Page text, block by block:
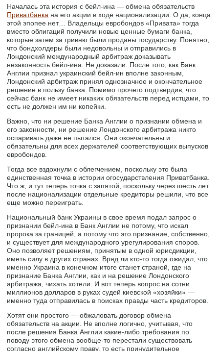
Началась эта история с бейл-ина — обмена обязательств
Приватбанка на его акции в ходе национализации. О да, конца
этой эпопее нет… Владельцы евробондов «Привата» тогда
вместо облигаций получили новые ценные бумаги банка,
которые затем за гривню были проданы государству. Понятно,
что бондхолдеры были недовольны и отправились в
Лондонский международный арбитраж доказывать
незаконность бейл-ина. Не доказали. После того, как Банк
Англии признал украинский бейл-ин вполне законным,
Лондонский арбитраж принял однозначное и окончательное
решение в пользу банка. Помимо прочего подтвердив, что
сейчас банк не имеет никаких обязательств перед истцами, то
есть не должен им ни копейки.
Важно, что ни решение Банка Англии о признании обмена и
его законности, ни решение Лондонского арбитража никто
оспаривать даже не пытался. Они окончательны и
обязательны для всех держателей соответствующих выпусков
евробондов.
Тогда все вздохнули с облегчением, поскольку это была
единственная точка в истории огосударствления Приватбанка.
Что ж, и тут теперь точка с запятой, поскольку через шесть лет
после национализации отдельные кредиторы решили, что все
еще можно переиграть.
Национальный банк Украины в свое время подал запрос о
признании бейл-ина в Банк Англии не потому, что искал
пророка за границей, а потому что это признание, собственно,
и существует для международного урегулирования споров.
Оно позволяет решениям, принятым в одной юрисдикции,
иметь силу в других странах. Вряд ли кто-то тогда ожидал, что
именно Украина в конечном итоге станет страной, где на
признание Банка Англии, как и на решение Лондонского
арбитража, чихать хотели. И вот теперь вопрос на сотни
миллионов долларов в руках судей киевской «хозяйки» —
именно туда отправилась в поисках правды часть кредиторов.
Хотят они простого — обжаловать договор обмена
обязательств на акции. Не вполне логично, учитывая, что
после решения Банка Англии какие-либо требования по
поводу этого обмена вообще-то перестали существовать
согласно английскому праву, то есть принудительное